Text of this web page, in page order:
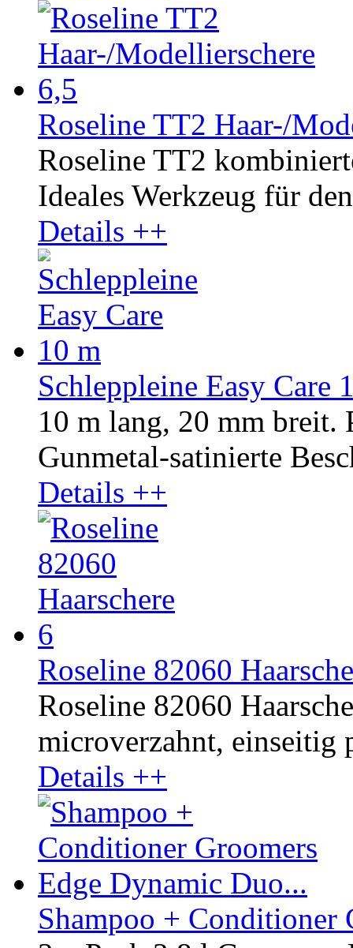
Roseline TT2 Haar-/
Roseline TT2
Ideales Werkzeug für
Details ++
Schleppleine Easy Care
10 m lang, 20 mm breit.
Gunmetal-satinierte
Details ++
Roseline 82060
Roseline 82060
microverzahnt, einseitig
Details ++
Shampoo + Conditioner